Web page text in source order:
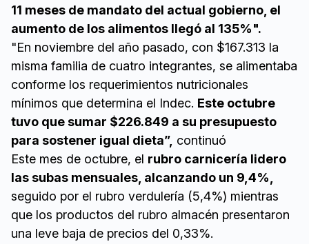
11 meses de mandato del actual gobierno, el
aumento de los alimentos llegó al 135%".
"En noviembre del año pasado, con $167.313 la
misma familia de cuatro integrantes, se alimentaba
conforme los requerimientos nutricionales
mínimos que determina el Indec. Este octubre
tuvo que sumar $226.849 a su presupuesto
para sostener igual dieta”, continuó
Este mes de octubre, el rubro carnicería lidero
las subas mensuales, alcanzando un 9,4%,
seguido por el rubro verdulería (5,4%) mientras
que los productos del rubro almacén presentaron
una leve baja de precios del 0,33%.